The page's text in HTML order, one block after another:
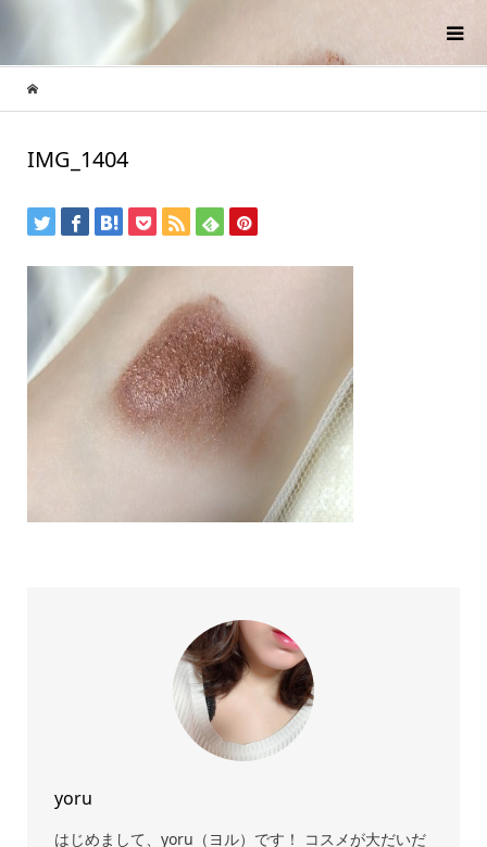
IMG_1404
yoru
はじめまして、yoru（ヨル）です！ コスメが大だいだ